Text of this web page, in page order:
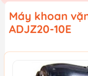
Máy khoan
ADJZ20-10E